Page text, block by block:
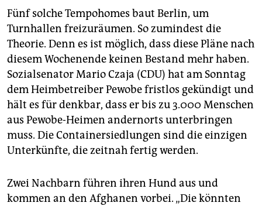
Fünf solche Tempohomes baut Berlin, um
Turnhallen freizuräumen. So zumindest die
Theorie. Denn es ist möglich, dass diese Pläne nach
diesem Wochenende keinen Bestand mehr haben.
Sozialsenator Mario Czaja (CDU) hat am Sonntag
dem Heimbetreiber Pewobe fristlos gekündigt und
hält es für denkbar, dass er bis zu 3.000 Menschen
aus Pewobe-Heimen andernorts unterbringen
muss. Die Containersiedlungen sind die einzigen
Unterkünfte, die zeitnah fertig werden.
Zwei Nachbarn führen ihren Hund aus und
kommen an den Afghanen vorbei. „Die könnten